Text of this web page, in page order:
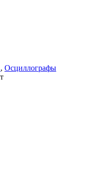
, Осциллографы